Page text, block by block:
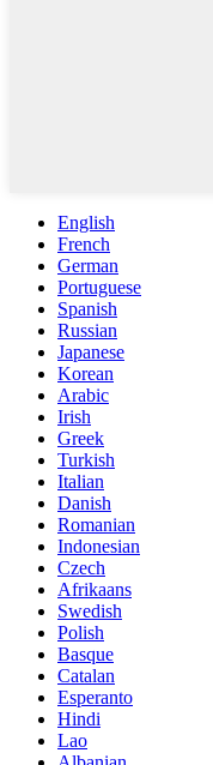
English
French
German
Portuguese
Spanish
Russian
Japanese
Korean
Arabic
Irish
Greek
Turkish
Italian
Danish
Romanian
Indonesian
Czech
Afrikaans
Swedish
Polish
Basque
Catalan
Esperanto
Hindi
Lao